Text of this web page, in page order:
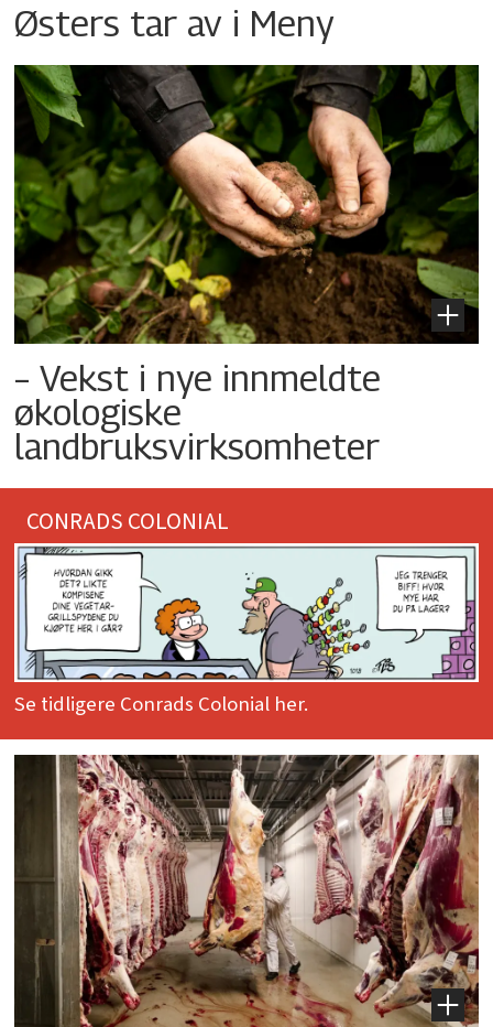
Østers tar av i Meny
– Vekst i nye innmeldte
økologiske
landbruksvirksomheter
CONRADS COLONIAL
Se tidligere Conrads Colonial her.